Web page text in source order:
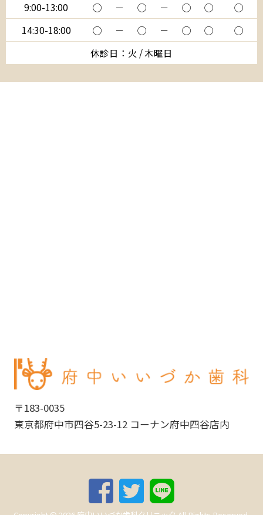
9:00-13:00
◯ － ◯ － ◯ ◯
◯
14:30-18:00
◯ － ◯ － ◯ ◯
◯
休診日：火 / 木曜日
〒183-0035
東京都府中市四谷5-23-12 コーナン府中四谷店内